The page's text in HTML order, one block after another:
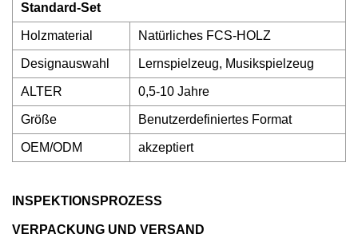
Standard-Set
Holzmaterial Natürliches FCS-HOLZ
Designauswahl Lernspielzeug, Musikspielzeug
ALTER 0,5-10 Jahre
Größe Benutzerdefiniertes Format
OEM/ODM akzeptiert
INSPEKTIONSPROZESS
VERPACKUNG UND VERSAND